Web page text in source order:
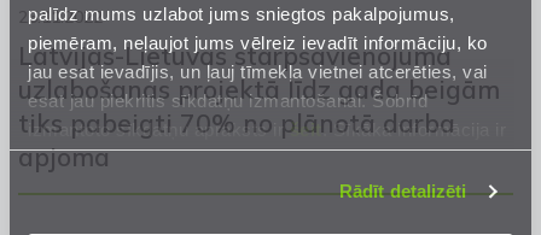
palīdz mums uzlabot jums sniegtos pakalpojumus,
piemēram, neļaujot jums vēlreiz ievadīt informāciju, ko
jau esat ievadījis, un ļauj tīmekļa vietnei atcerēties, vai
esat jau piekritis sīkdatņu izmantošanai. Šobrīd
izmantoto sīkdatņu apraksts iršeit . Sīkāka informācija ir
mūsuPrivātuma atrunā.
Rādīt detalizēti
25.11.2022
Latvijas-Lietuvas starpsavienojuma
uzlabošanas projektā līdz gada beigām
tiks pabeigti 70% no plānotā darba
apjoma